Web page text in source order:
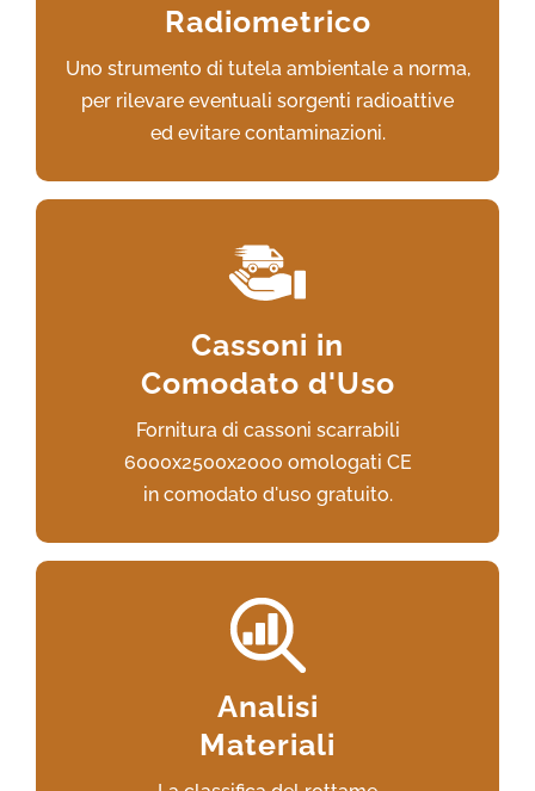
Radiometrico
Uno strumento di tutela ambientale a norma,
per rilevare eventuali sorgenti radioattive
ed evitare contaminazioni.
e il continuo controllo.
Cassoni in
Comodato d'Uso
Fornitura di cassoni scarrabili
6000x2500x2000 omologati CE
in comodato d'uso gratuito.
La garanzia di un regolare servizio
metallici,
interamente a nostro carico.
Analisi
Materiali
Verifichiamo provenienza,
dimensioni, aspetto
e composizione chimica del rottame.